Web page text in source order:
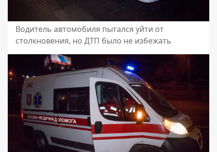
Водитель автомобиля пытался уйти от
столкновения, но ДТП было не избежать